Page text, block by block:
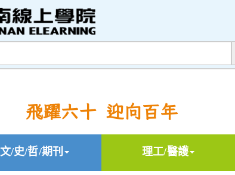
飛躍六十 迎向百年
文/史/哲/期刊 理工/醫護